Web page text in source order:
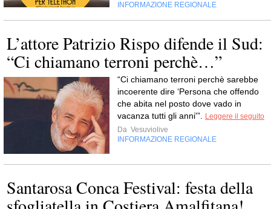
INFORMAZIONE REGIONALE
L’attore Patrizio Rispo difende il Sud:
“Ci chiamano terroni perchè…”
“Ci chiamano terroni perchè sarebbe
incoerente dire ‘Persona che offendo
che abita nel posto dove vado in
vacanza tutti gli anni'”.
Leggere il seguito
Da Vesuviolive
INFORMAZIONE REGIONALE
Santarosa Conca Festival: festa della